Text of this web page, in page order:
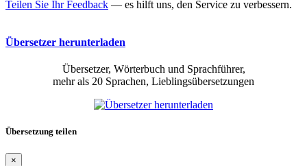
Teilen Sie Ihr Feedback — es hilft uns, den Service zu verbessern.
Übersetzer herunterladen
Übersetzer, Wörterbuch und Sprachführer,
mehr als 20 Sprachen, Lieblingsübersetzungen
Übersetzung teilen
×